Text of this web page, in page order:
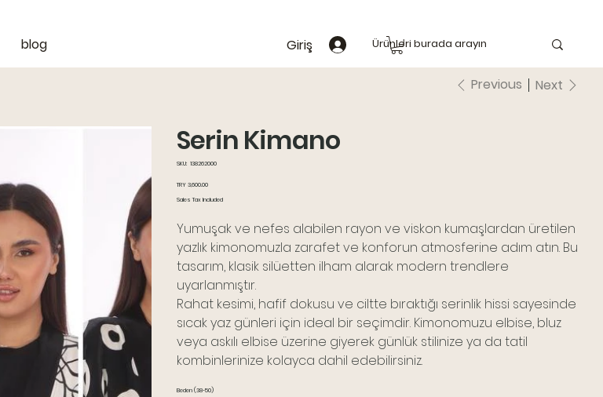
blog Giriş
Previous Next
Serin Kimano
SKU: SKU
138262000
Price
TRY 3,600.00
Sales Tax Included
Yumuşak ve nefes alabilen rayon ve viskon kumaşlardan üretilen
yazlık kimonomuzla zarafet ve konforun atmosferine adım atın. Bu
tasarım, klasik silüetten ilham alarak modern trendlere
uyarlanmıştır.
Rahat kesimi, hafif dokusu ve ciltte bıraktığı serinlik hissi sayesinde
sıcak yaz günleri için ideal bir seçimdir. Kimonomuzu elbise, bluz
veya askılı elbise üzerine giyerek günlük stilinize ya da tatil
kombinlerinize kolayca dahil edebilirsiniz.
Beden (38-50)